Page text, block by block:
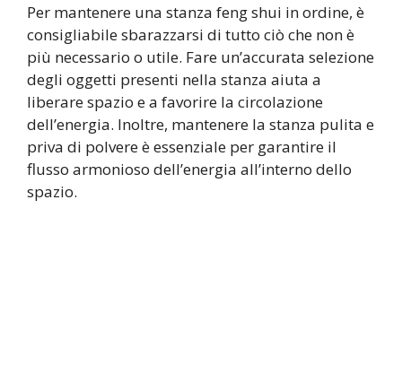
Per mantenere una stanza feng shui in ordine, è
consigliabile sbarazzarsi di tutto ciò che non è
più necessario o utile. Fare un’accurata selezione
degli oggetti presenti nella stanza aiuta a
liberare spazio e a favorire la circolazione
dell’energia. Inoltre, mantenere la stanza pulita e
priva di polvere è essenziale per garantire il
flusso armonioso dell’energia all’interno dello
spazio.